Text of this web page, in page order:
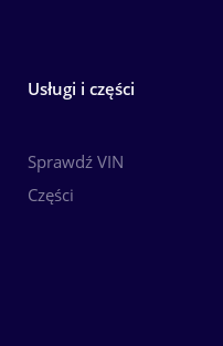
Usługi i części
Sprawdź VIN
Części